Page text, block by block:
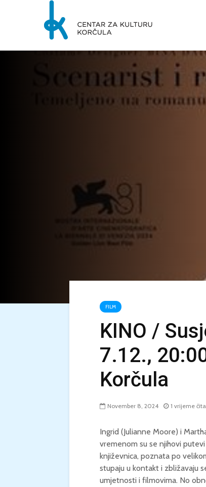
FILM
KINO /
7.12.,
Korčula
November 8, 2024 1 vrijeme
Ingrid (Julianne Moore) i
vremenom su se njihovi
književnica, poznata po
stupaju u kontakt i zbližavaju
umjetnosti i filmovima. No